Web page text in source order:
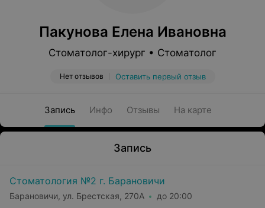
Пакунова Елена Ивановна
Стоматолог-хирург • Стоматолог
Нет отзывов Оставить первый отзыв
Запись Инфо Отзывы На карте
Запись
Стоматология №2 г. Барановичи
Барановичи, ул. Брестская, 270А до 20:00